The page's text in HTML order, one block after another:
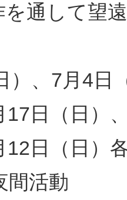
通して望
）、7月4日
17日（日）
12日（日）
活動